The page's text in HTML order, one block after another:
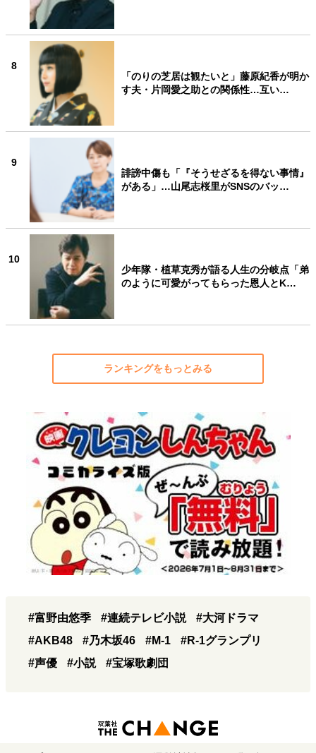
8
「のりの芝居は観たいと」藤原紀香が明か
す夫・片岡愛之助との関係性…互い…
9
誹謗中傷も「『そうせざるを得ない事情』
がある」…山尾志桜里がSNSのバッ…
10
少年隊・植草克秀が語る人生の分岐点「弟
のように可愛がってもらった恩人とK…
ランキングをもっとみる
#富野由悠季 #連続テレビ小説
#大河ドラマ
#AKB48
#乃木坂46 #M-1
#R-1グランプリ
#声優
#小説 #宝塚歌劇団